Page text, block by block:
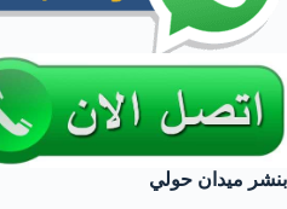
بنشر ميدان حولي